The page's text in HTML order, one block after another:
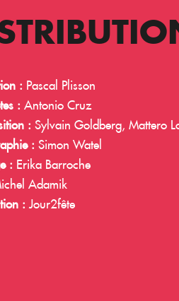
: Pascal Plisson
: Antonio Cruz
: Sylvain Goldberg, Mattero
: Simon Watel
: Erika Barroche
Adamik
: Jour2fête